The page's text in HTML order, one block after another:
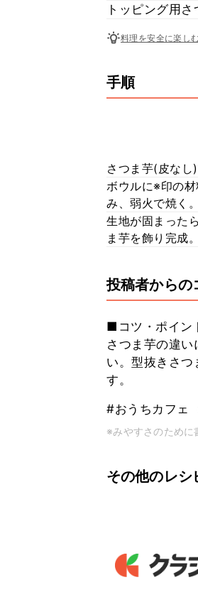
トッピング用さ
料理を安全に楽し
手順
さつま芋(皮なし
ボウルに※印の
み、弱火で焼く。
生地が固まった
ま芋を飾り完成。
投稿者からの
■コツ・ポイン
さつま芋の違
い。型抜きさつ
す。
#おうちカフェ
※みやすさのために
その他のレシ